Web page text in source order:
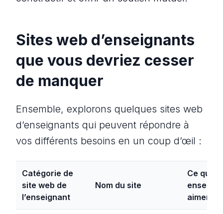
Sites web d’enseignants
que vous devriez cesser
de manquer
Ensemble, explorons quelques sites web
d’enseignants qui peuvent répondre à
vos différents besoins en un coup d’œil :
Catégorie de
site web de
l’enseignant
Nom du site
Ce que